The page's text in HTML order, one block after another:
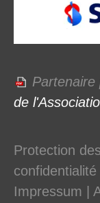
Partenaire
de
Protection
confidentialité
Impressum